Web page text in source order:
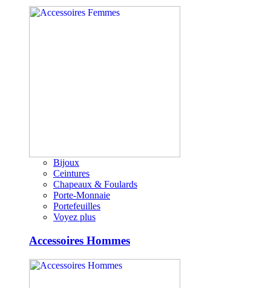
Bijoux
Ceintures
Chapeaux & Foulards
Porte-Monnaie
Portefeuilles
Voyez plus
Accessoires Hommes